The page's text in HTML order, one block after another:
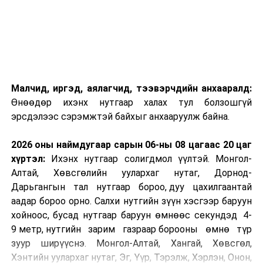
Малчид, иргэд, аялагчид, тээвэрчдийн анхааралд:
Өнөөдөр ихэнх нутгаар халах тул болзошгүй
эрсдэлээс сэрэмжтэй байхыг анхааруулж байна.
2026 оны наймдугаар сарын 06-ны 08 цагаас 20 цаг
хүртэл:Ихэнх нутгаар солигдмол үүлтэй. Монгол-
Алтай, Хөвсгөлийн уулархаг нутаг, Дорнод-
Дарьгангын тал нутгаар бороо, дуу цахилгаантай
аадар бороо орно. Салхи нутгийн зүүн хэсгээр баруун
хойноос, бусад нутгаар баруун өмнөөс секундэд 4-
9 метр, нутгийн зарим газраар борооны өмнө түр
зуур ширүүснэ. Монгол-Алтай, Хангай, Хөвсгөл,
Хэнтийн уулархаг нутаг, Эг, Үүр, Тэрэлж, Хэрлэн, Онон,